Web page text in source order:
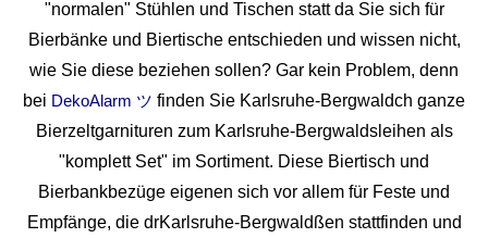
"normalen" Stühlen und Tischen statt da Sie sich für
Bierbänke und Biertische entschieden und wissen nicht,
wie Sie diese beziehen sollen? Gar kein Problem, denn
bei DekoAlarm ツ finden Sie Karlsruhe-Bergwaldch ganze
Bierzeltgarnituren zum Karlsruhe-Bergwaldsleihen als
"komplett Set" im Sortiment. Diese Biertisch und
Bierbankbezüge eigenen sich vor allem für Feste und
Empfänge, die drKarlsruhe-Bergwaldßen stattfinden und